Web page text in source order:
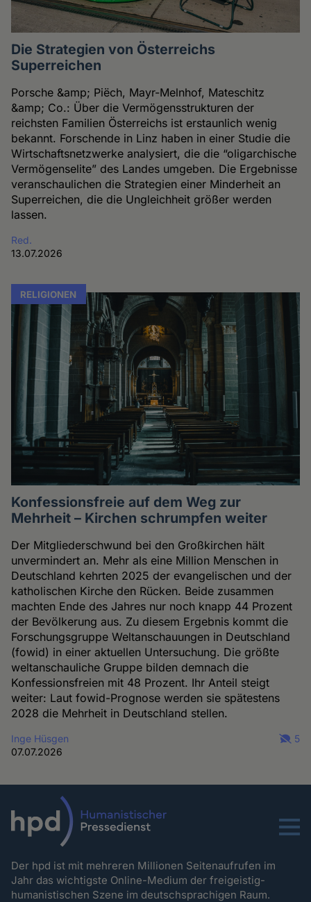
Die Strategien von Österreichs
Superreichen
Porsche &amp; Piëch, Mayr-Melnhof, Mateschitz
&amp; Co.: Über die Vermögensstrukturen der
reichsten Familien Österreichs ist erstaunlich wenig
bekannt. Forschende in Linz haben in einer Studie die
Wirtschaftsnetzwerke analysiert, die die “oligarchische
Vermögenselite” des Landes umgeben. Die Ergebnisse
veranschaulichen die Strategien einer Minderheit an
Superreichen, die die Ungleichheit größer werden
lassen.
Red.
13.07.2026
RELIGIONEN
Konfessionsfreie auf dem Weg zur
Mehrheit – Kirchen schrumpfen weiter
Der Mitgliederschwund bei den Großkirchen hält
unvermindert an. Mehr als eine Million Menschen in
Deutschland kehrten 2025 der evangelischen und der
katholischen Kirche den Rücken. Beide zusammen
machten Ende des Jahres nur noch knapp 44 Prozent
der Bevölkerung aus. Zu diesem Ergebnis kommt die
Forschungsgruppe Weltanschauungen in Deutschland
(fowid) in einer aktuellen Untersuchung. Die größte
weltanschauliche Gruppe bilden demnach die
Konfessionsfreien mit 48 Prozent. Ihr Anteil steigt
weiter: Laut fowid-Prognose werden sie spätestens
2028 die Mehrheit in Deutschland stellen.
Inge Hüsgen
07.07.2026
5
Menu
Der hpd ist mit mehreren Millionen Seitenaufrufen im
Jahr das wichtigste Online-Medium der freigeistig-
humanistischen Szene im deutschsprachigen Raum.